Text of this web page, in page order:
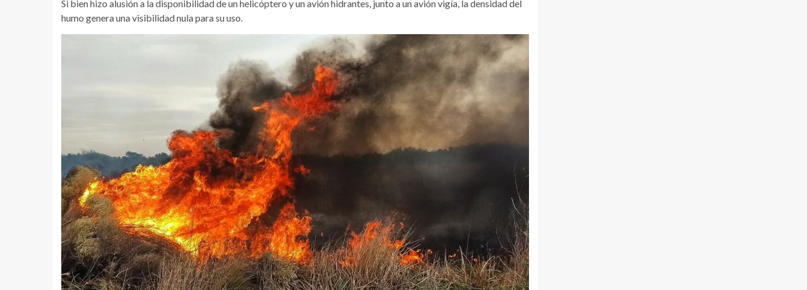
Si bien hizo alusión a la disponibilidad de un helicóptero y un avión hidrantes, junto a un avión vigía, la densidad del
humo genera una visibilidad nula para su uso.